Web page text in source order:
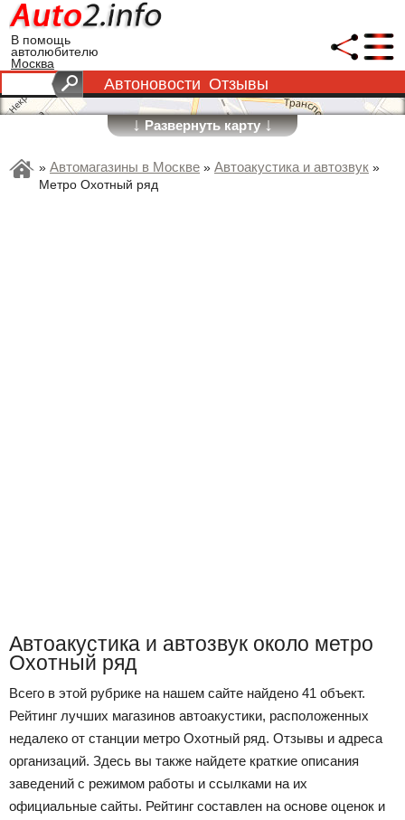
В помощь
автолюбителю
Москва
Автоновости Отзывы
↓Развернуть карту↓
» Автомагазины в Москве » Автоакустика и автозвук »
Метро Охотный ряд
Автоакустика и автозвук около метро
Охотный ряд
Всего в этой рубрике на нашем сайте найдено 41 объект.
Рейтинг лучших магазинов автоакустики, расположенных
недалеко от станции метро Охотный ряд. Отзывы и адреса
организаций. Здесь вы также найдете краткие описания
заведений с режимом работы и ссылками на их
официальные сайты. Рейтинг составлен на основе оценок и